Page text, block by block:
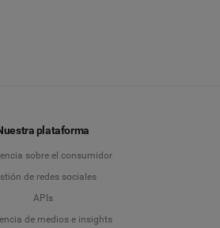
plataforma
sobre el consumidor
de redes sociales
APIs
de medios e insights